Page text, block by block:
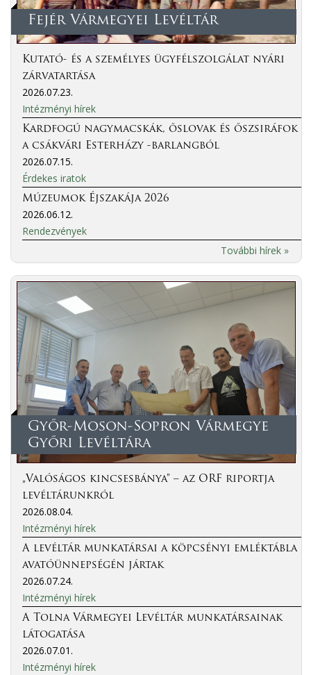
Fejér Vármegyei Levéltár
Kutató- és a személyes ügyfélszolgálat nyári
zárvatartása
2026.07.23.
Intézményi hírek
Kardfogú nagymacskák, őslovak és őszsiráfok
a csákvári Esterházy -barlangból
2026.07.15.
Érdekes iratok
Múzeumok Éjszakája 2026
2026.06.12.
Rendezvények
További hírek »
Győr-Moson-Sopron Vármegye
Győri Levéltára
„Valóságos kincsesbánya” – az ORF riportja
levéltárunkról
2026.08.04.
Intézményi hírek
A levéltár munkatársai a köpcsényi emléktábla
avatóünnepségén jártak
2026.07.24.
Intézményi hírek
A Tolna Vármegyei Levéltár munkatársainak
látogatása
2026.07.01.
Intézményi hírek